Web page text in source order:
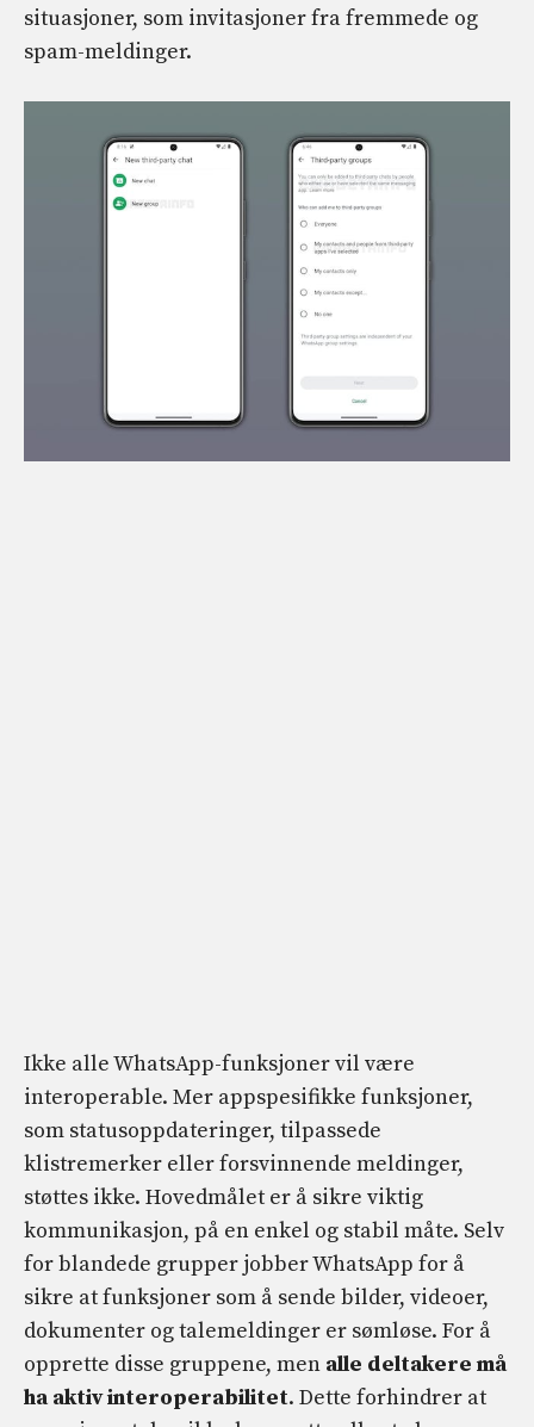
situasjoner, som invitasjoner fra fremmede og
spam-meldinger.
Ikke alle WhatsApp-funksjoner vil være
interoperable. Mer appspesifikke funksjoner,
som statusoppdateringer, tilpassede
klistremerker eller forsvinnende meldinger,
støttes ikke. Hovedmålet er å sikre viktig
kommunikasjon, på en enkel og stabil måte. Selv
for blandede grupper jobber WhatsApp for å
sikre at funksjoner som å sende bilder, videoer,
dokumenter og talemeldinger er sømløse. For å
opprette disse gruppene, men alle deltakere må
ha aktiv interoperabilitet. Dette forhindrer at